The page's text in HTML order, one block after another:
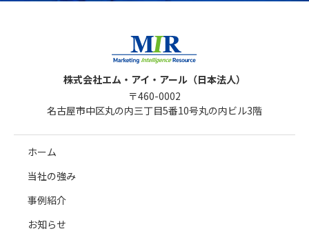
株式会社エム・アイ・アール（日本法人）
〒460-0002
名古屋市中区丸の内三丁目5番10号丸の内ビル3階
ホーム
当社の強み
事例紹介
お知らせ